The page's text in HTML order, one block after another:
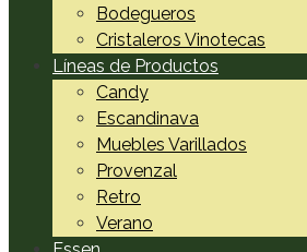
Bodegueros
Cristaleros Vinotecas
Líneas de Productos
Candy
Escandinava
Muebles Varillados
Provenzal
Retro
Verano